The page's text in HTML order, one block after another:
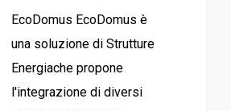
EcoDomus EcoDomus è
una soluzione di Strutture
Energiache propone
l'integrazione di diversi